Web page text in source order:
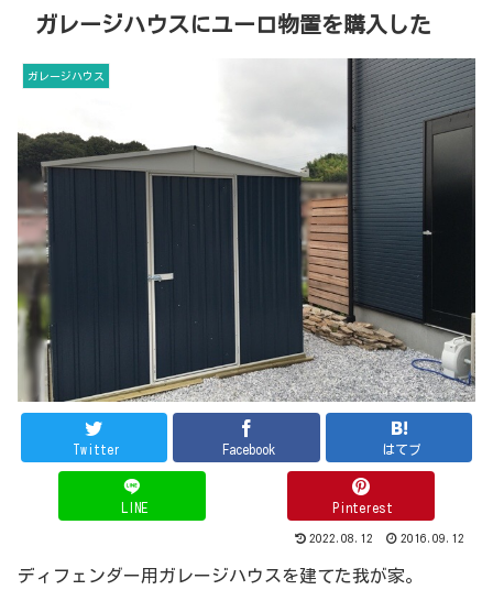
ガレージハウスにユーロ物置を購入した
ガレージハウス
Twitter Facebook はてブ
LINE Pinterest
2022.08.12 2016.09.12
ディフェンダー用ガレージハウスを建てた我が家。